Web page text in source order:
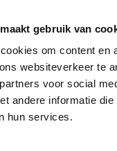
gebruik van
om content en
websiteverkeer te
voor social
andere informatie
hun services.
Home